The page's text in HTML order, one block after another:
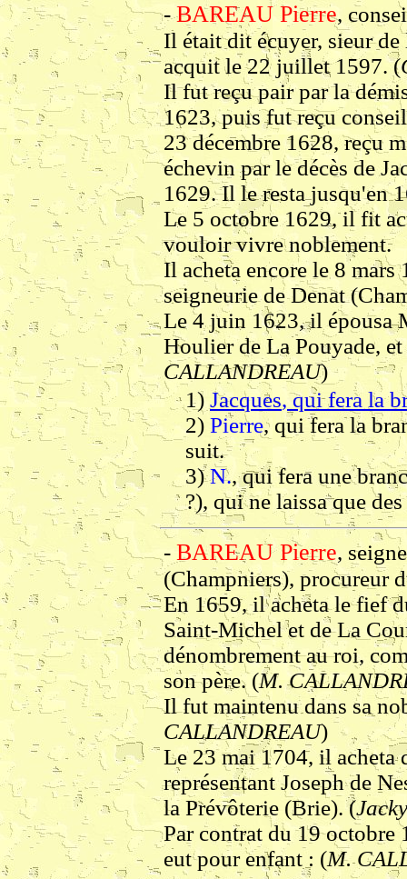
-BAREAU Pierre,
Il était dit écuyer, sieur
acquit le 22 juillet 1597. (
Il fut reçu pair par la
1623, puis fut reçu
23 décembre 1628, reçu
échevin par le décès de
1629. Il le resta jusqu'en
Le 5 octobre 1629, il fit
vouloir vivre noblement.
Il acheta encore le 8
seigneurie de Denat
Le 4 juin 1623, il épousa
Houlier de La Pouyade,
CALLANDREAU)
1) Jacques, qui fera la
2) Pierre, qui fera la
suit.
3)N., qui fera une
?), qui ne laissa que
- BAREAU Pierre,
(Champniers), procureur
En 1659, il acheta le fief
Saint-Michel et de La
dénombrement au roi,
son père. (M.
Il fut maintenu dans sa
CALLANDREAU)
Le 23 mai 1704, il acheta
représentant Joseph de
la Prévôterie (Brie). (
Par contrat du 19 octobre
eut pour enfant : (M.